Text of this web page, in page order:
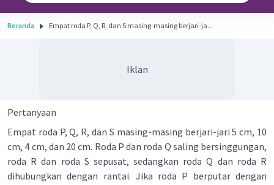
Beranda Empat roda P, Q, R, dan S masing-masing berjari-ja...
Iklan
Pertanyaan
Empat roda P, Q, R, dan S masing-masing berjari-jari 5 cm, 10
cm, 4 cm, dan 20 cm. Roda P dan roda Q saling bersinggungan,
roda R dan roda S sepusat, sedangkan roda Q dan roda R
dihubungkan dengan rantai. Jika roda P berputar dengan